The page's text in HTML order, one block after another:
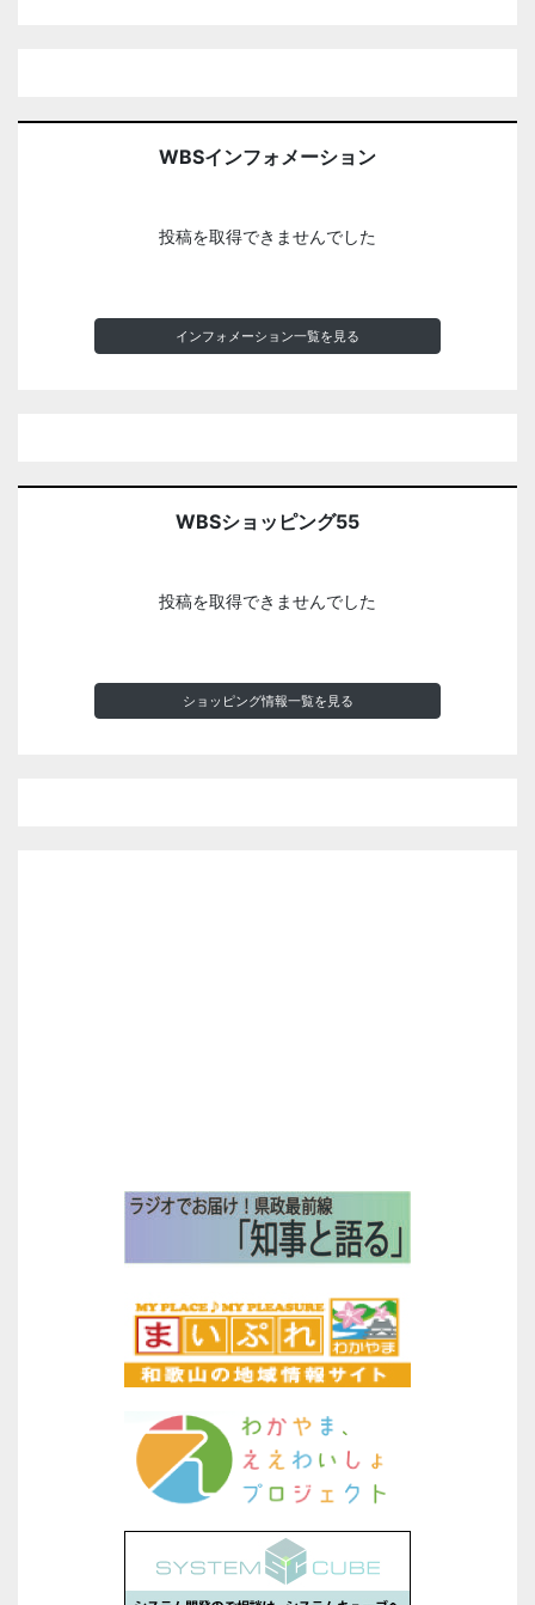
WBSインフォメーション
投稿を取得できませんでした
インフォメーション一覧を見る
WBSショッピング55
投稿を取得できませんでした
ショッピング情報一覧を見る